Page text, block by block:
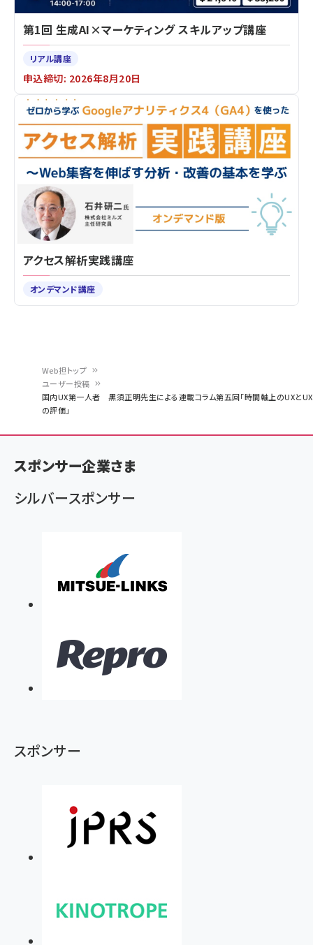
く
ず
Web担トップ
ユーザー投稿
国内UX第一人者 黒須正明先生による連載コラム第五回「時間軸上のUXとUX
の評価」
第1回 生成AI×マーケティング スキルアップ講座
リアル講座
申込締切: 2026年8月20日
アクセス解析実践講座
オンデマンド講座
スポンサー企業さま
シルバースポンサー
スポンサー